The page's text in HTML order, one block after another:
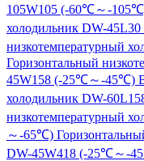
105W105 (-60℃～-
холодильник DW-
низкотемпературный
Горизонтальный
45W158 (-25℃～-45℃)
холодильник DW-
низкотемпературный
～-65℃)
DW-45W418 (-25℃～-